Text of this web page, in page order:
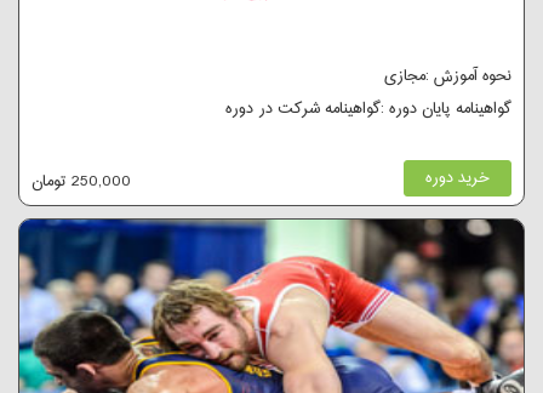
نحوه آموزش :مجازی
گواهینامه پایان دوره :گواهینامه شرکت در دوره
خرید دوره 250,000 تومان